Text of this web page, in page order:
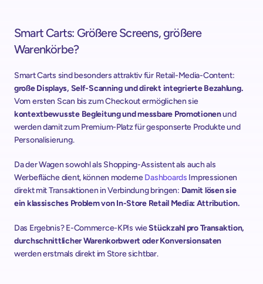
Smart Carts: Größere Screens, größere
Warenkörbe?
große Displays, Self-Scanning und direkt integrierte Bezahlung.
Vom ersten Scan bis zum Checkout ermöglichen sie
kontextbewusste Begleitung und messbare Promotionen und
werden damit zum Premium-Platz für gesponserte Produkte und
Personalisierung.
Da der Wagen sowohl als Shopping-Assistent als auch als
Werbefläche dient, können moderne Dashboards Impressionen
direkt mit Transaktionen in Verbindung bringen: Damit lösen sie
ein klassisches Problem von In-Store Retail Media: Attribution.
Das Ergebnis? E-Commerce-KPIs wie Stückzahl pro Transaktion,
durchschnittlicher Warenkorbwert oder Konversionsaten
werden erstmals direkt im Store sichtbar.